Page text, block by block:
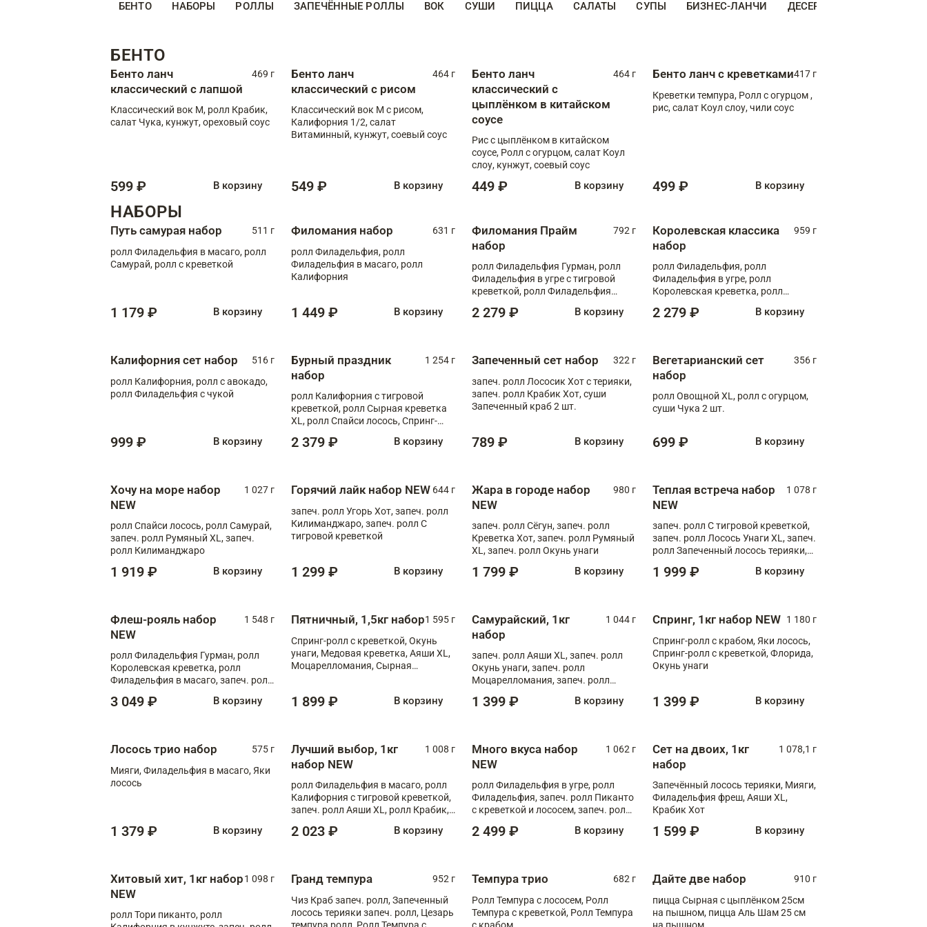
БЕНТО НАБОРЫ РОЛЛЫ ЗАПЕЧЁННЫЕ РОЛЛЫ ВОК СУШИ ПИЦЦА САЛАТЫ СУПЫ БИЗНЕС-ЛАНЧИ ДЕСЕРТЫ
БЕНТО
Бенто ланч
классический с лапшой
469 г
Классический вок М, ролл Крабик,
салат Чука, кунжут, ореховый соус
599 ₽ В корзину
Бенто ланч
классический с рисом
464 г
Классический вок М с рисом,
Калифорния 1/2, салат
Витаминный, кунжут, соевый соус
549 ₽ В корзину
Бенто ланч
классический с
цыплёнком в китайском
соусе
464 г
Рис с цыплёнком в китайском
соусе, Ролл с огурцом, салат Коул
слоу, кунжут, соевый соус
449 ₽ В корзину
Бенто ланч с креветками417 г
Креветки темпура, Ролл с огурцом ,
рис, салат Коул слоу, чили соус
499 ₽ В корзину
НАБОРЫ
Путь самурая набор
511 г
ролл Филадельфия в масаго, ролл
Самурай, ролл с креветкой
1 179 ₽ В корзину
Филомания набор
631 г
ролл Филадельфия, ролл
Филадельфия в масаго, ролл
Калифорния
1 449 ₽ В корзину
Филомания Прайм
набор
792 г
ролл Филадельфия Гурман, ролл
Филадельфия в угре с тигровой
креветкой, ролл Филадельфия
2 279 ₽ В корзину
Королевская классика
набор
959 г
ролл Филадельфия, ролл
Филадельфия в угре, ролл
Королевская креветка, ролл
2 279 ₽ В корзину
Калифорния сет набор
516 г
ролл Калифорния, ролл с авокадо,
ролл Филадельфия с чукой
999 ₽ В корзину
Бурный праздник
набор
1 254 г
ролл Калифорния с тигровой
креветкой, ролл Сырная креветка
XL, ролл Спайси лосось, Спринг-
Медовая креветка
2 379 ₽ В корзину
Запеченный сет набор
322 г
запеч. ролл Лососик Хот с терияки,
запеч. ролл Крабик Хот, суши
Запеченный краб 2 шт.
789 ₽ В корзину
Вегетарианский сет
набор
356 г
ролл Овощной XL, ролл с огурцом,
суши Чука 2 шт.
699 ₽ В корзину
Хочу на море набор
NEW
1 027 г
ролл Спайси лосось, ролл Самурай,
запеч. ролл Румяный XL, запеч.
ролл Килиманджаро
1 919 ₽ В корзину
Горячий лайк набор NEW 644 г
запеч. ролл Угорь Хот, запеч. ролл
Килиманджаро, запеч. ролл С
тигровой креветкой
1 299 ₽ В корзину
Жара в городе набор
NEW
980 г
запеч. ролл Сёгун, запеч. ролл
Креветка Хот, запеч. ролл Румяный
XL, запеч. ролл Окунь унаги
1 799 ₽ В корзину
Теплая встреча набор
NEW
1 078 г
запеч. ролл С тигровой креветкой,
запеч. ролл Лосось Унаги XL, запеч.
ролл Запеченный лосось терияки,
1 999 ₽ В корзину
Флеш-рояль набор
NEW
1 548 г
ролл Филадельфия Гурман, ролл
Королевская креветка, ролл
Филадельфия в масаго, запеч. ролл
Тигровая креветка с моцареллой,
3 049 ₽ В корзину
Пятничный, 1,5кг набор1 595 г
Спринг-ролл с креветкой, Окунь
унаги, Медовая креветка, Аяши XL,
Моцарелломания, Сырная
1 899 ₽ В корзину
Самурайский, 1кг
набор
1 044 г
запеч. ролл Аяши XL, запеч. ролл
Окунь унаги, запеч. ролл
Моцарелломания, запеч. ролл
1 399 ₽ В корзину
Спринг, 1кг набор NEW 1 180 г
Спринг-ролл с крабом, Яки лосось,
Спринг-ролл с креветкой, Флорида,
Окунь унаги
1 399 ₽ В корзину
Лосось трио набор
575 г
Мияги, Филадельфия в масаго, Яки
лосось
1 379 ₽ В корзину
Лучший выбор, 1кг
набор NEW
1 008 г
ролл Филадельфия в масаго, ролл
Калифорния с тигровой креветкой,
запеч. ролл Аяши XL, ролл Крабик,
2 023 ₽ В корзину
Много вкуса набор
NEW
1 062 г
ролл Филадельфия в угре, ролл
Филадельфия, запеч. ролл Пиканто
с креветкой и лососем, запеч. ролл
2 499 ₽ В корзину
Сет на двоих, 1кг
набор
1 078,1 г
Запечённый лосось терияки, Мияги,
Филадельфия фреш, Аяши XL,
Крабик Хот
1 599 ₽ В корзину
Хитовый хит, 1кг набор
NEW
1 098 г
ролл Тори пиканто, ролл
Гранд темпура
952 г
Чиз Краб запеч. ролл, Запеченный
лосось терияки запеч. ролл, Цезарь
Темпура трио
682 г
Ролл Темпура с лососем, Ролл
Темпура с креветкой, Ролл Темпура
Дайте две набор
910 г
пицца Сырная с цыплёнком 25см
на пышном, пицца Аль Шам 25 см